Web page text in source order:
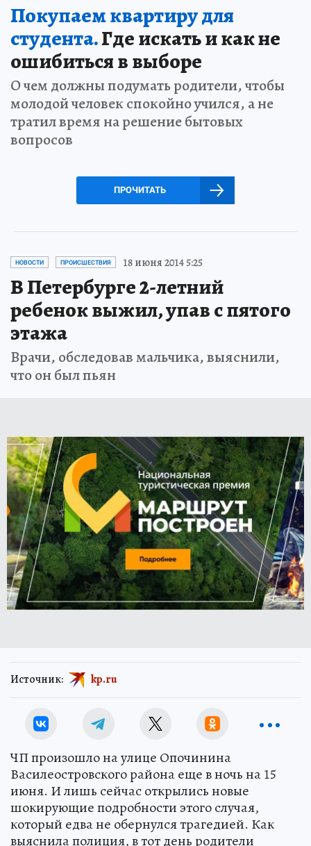
Покупаем квартиру для
студента.Где искать и как не
ошибиться в выборе
О чем должны подумать родители, чтобы
молодой человек спокойно учился, а не
тратил время на решение бытовых
вопросов
ПРОЧИТАТЬ
НОВОСТИ ПРОИСШЕСТВИЯ 18 июня 2014 5:25
В Петербурге 2-летний
ребенок выжил, упав с пятого
этажа
Врачи, обследовав мальчика, выяснили,
что он был пьян
Источник: kp.ru
ЧП произошло на улице Опочинина
Василеостровского района еще в ночь на 15
июня. И лишь сейчас открылись новые
шокирующие подробности этого случая,
который едва не обернулся трагедией. Как
выяснила полиция, в тот день родители